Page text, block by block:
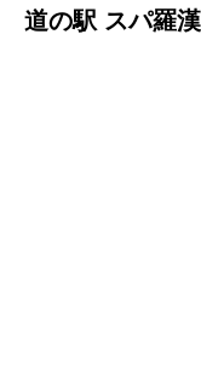
道の駅 スパ羅